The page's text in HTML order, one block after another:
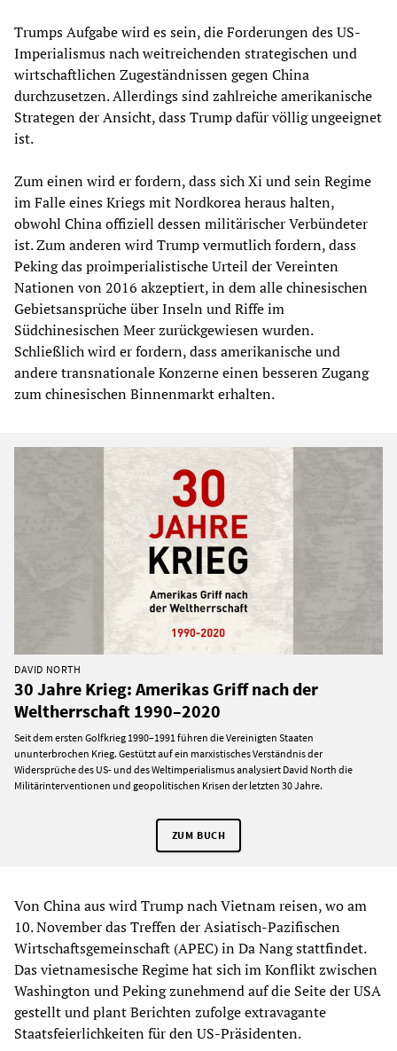
Trumps Aufgabe wird es sein, die Forderungen des US-
Imperialismus nach weitreichenden strategischen und
wirtschaftlichen Zugeständnissen gegen China
durchzusetzen. Allerdings sind zahlreiche amerikanische
Strategen der Ansicht, dass Trump dafür völlig ungeeignet
ist.
Zum einen wird er fordern, dass sich Xi und sein Regime
im Falle eines Kriegs mit Nordkorea heraus halten,
obwohl China offiziell dessen militärischer Verbündeter
ist. Zum anderen wird Trump vermutlich fordern, dass
Peking das proimperialistische Urteil der Vereinten
Nationen von 2016 akzeptiert, in dem alle chinesischen
Gebietsansprüche über Inseln und Riffe im
Südchinesischen Meer zurückgewiesen wurden.
Schließlich wird er fordern, dass amerikanische und
andere transnationale Konzerne einen besseren Zugang
zum chinesischen Binnenmarkt erhalten.
DAVID NORTH
30 Jahre Krieg: Amerikas Griff nach der
Weltherrschaft 1990–2020
Seit dem ersten Golfkrieg 1990–1991 führen die Vereinigten Staaten
ununterbrochen Krieg. Gestützt auf ein marxistisches Verständnis der
Widersprüche des US- und des Weltimperialismus analysiert David North die
Militärinterventionen und geopolitischen Krisen der letzten 30 Jahre.
ZUM BUCH
Von China aus wird Trump nach Vietnam reisen, wo am
10. November das Treffen der Asiatisch-Pazifischen
Wirtschaftsgemeinschaft (APEC) in Da Nang stattfindet.
Das vietnamesische Regime hat sich im Konflikt zwischen
Washington und Peking zunehmend auf die Seite der USA
gestellt und plant Berichten zufolge extravagante
Staatsfeierlichkeiten für den US-Präsidenten.